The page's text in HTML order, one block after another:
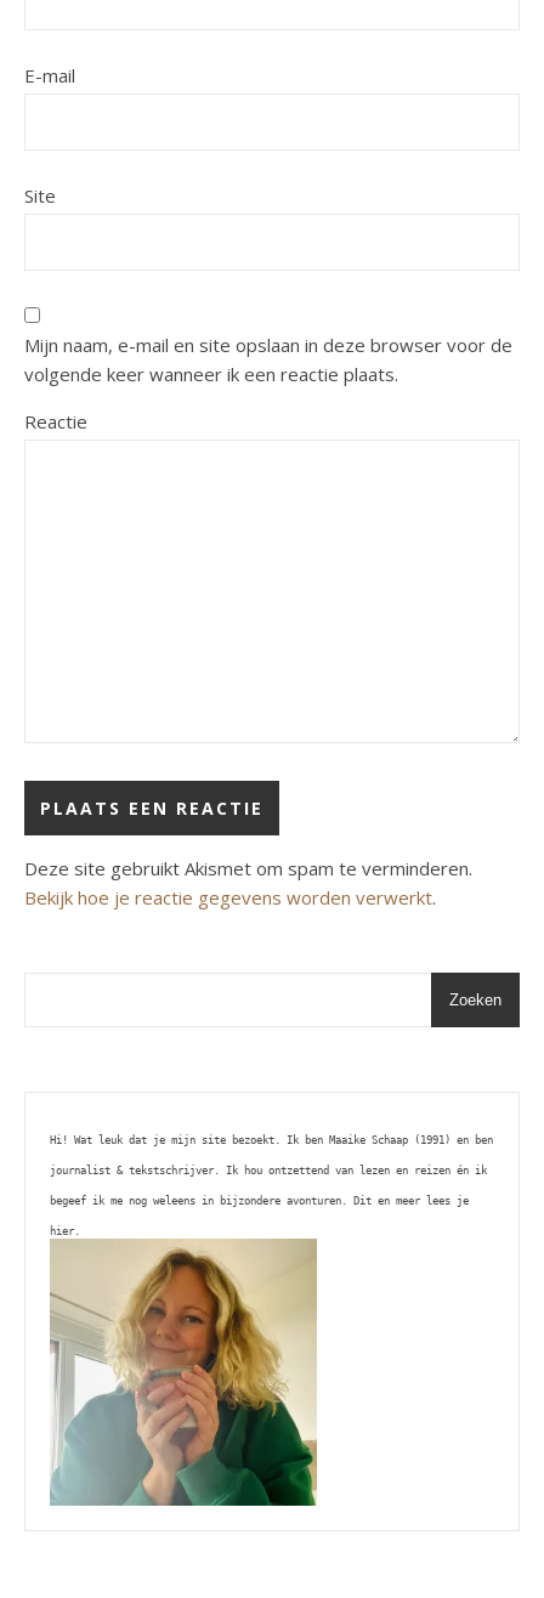
E-mail
Site
Mijn naam, e-mail en site opslaan in deze browser voor de
volgende keer wanneer ik een reactie plaats.
Reactie
Deze site gebruikt Akismet om spam te verminderen.
Bekijk hoe je reactie gegevens worden verwerkt.
Zoeken
Hi! Wat leuk dat je mijn site bezoekt. Ik ben Maaike Schaap (1991) en ben
journalist & tekstschrijver. Ik hou ontzettend van lezen en reizen én ik
begeef ik me nog weleens in bijzondere avonturen. Dit en meer lees je
hier.